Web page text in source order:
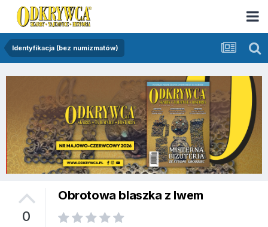
Identyfikacja (bez numizmatów)
0
Obrotowa blaszka z lwem